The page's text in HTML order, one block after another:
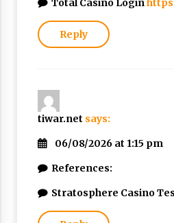
Total Casino Login
Reply
tiwar.net says:
06/08/2026 at 1:15 pm
References:
Stratosphere Casino